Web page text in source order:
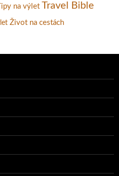
Tipy na výlet Travel Bible
Život na cestách